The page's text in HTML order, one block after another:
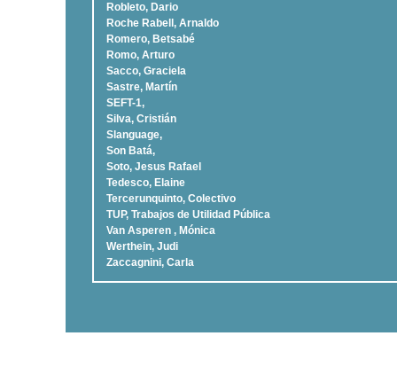
Robleto, Dario
Roche Rabell, Arnaldo
Romero, Betsabé
Romo, Arturo
Sacco, Graciela
Sastre, Martí­n
SEFT-1,
Silva, Cristián
Slanguage,
Son Batá,
Soto, Jesus Rafael
Tedesco, Elaine
Tercerunquinto, Colectivo
TUP, Trabajos de Utilidad Pública
Van Asperen , Mónica
Werthein, Judi
Zaccagnini, Carla